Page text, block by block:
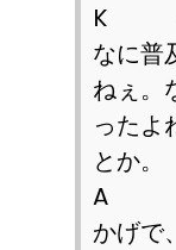
Kイン
なに普
ねぇ。
ったよ
とか。
Aイン
かげで